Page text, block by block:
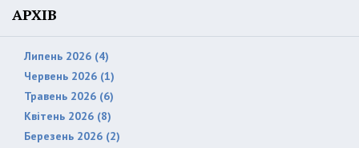
АРХІВ
Липень 2026 (4)
Червень 2026 (1)
Травень 2026 (6)
Квітень 2026 (8)
Березень 2026 (2)